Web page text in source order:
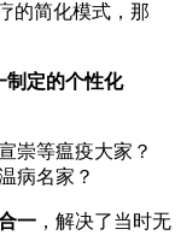
的简化模式，那
制定的个性化
崇等瘟疫大家？
病名家？
一 ，解决了当时无